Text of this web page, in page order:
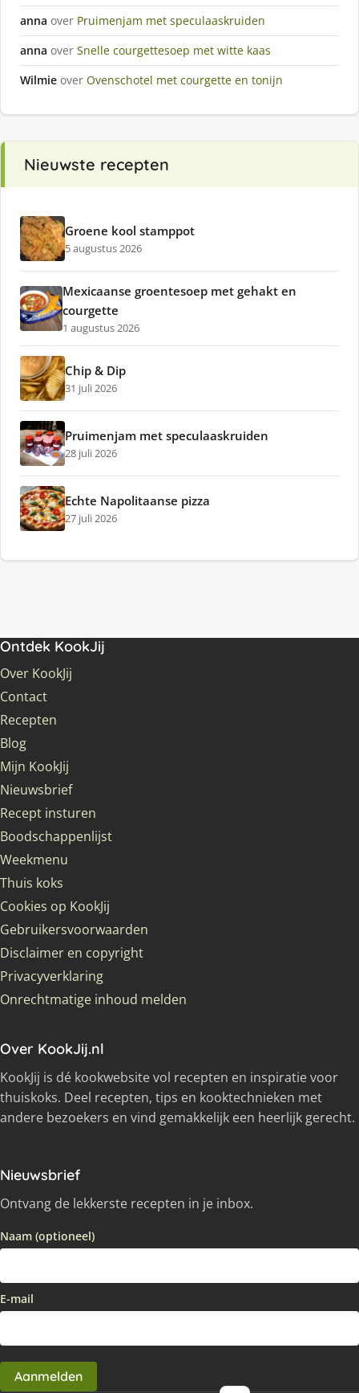
anna over Pruimenjam met speculaaskruiden
anna over Snelle courgettesoep met witte kaas
Wilmie over Ovenschotel met courgette en tonijn
Nieuwste recepten
Groene kool stamppot
5 augustus 2026
Mexicaanse groentesoep met gehakt en
courgette
1 augustus 2026
Chip & Dip
31 juli 2026
Pruimenjam met speculaaskruiden
28 juli 2026
Echte Napolitaanse pizza
27 juli 2026
Ontdek KookJij
Over KookJij
Contact
Recepten
Blog
Mijn KookJij
Nieuwsbrief
Recept insturen
Boodschappenlijst
Weekmenu
Thuis koks
Cookies op KookJij
Gebruikersvoorwaarden
Disclaimer en copyright
Privacyverklaring
Onrechtmatige inhoud melden
Over KookJij.nl
KookJij is dé kookwebsite vol recepten en inspiratie voor
thuiskoks. Deel recepten, tips en kooktechnieken met
andere bezoekers en vind gemakkelijk een heerlijk gerecht.
Nieuwsbrief
Ontvang de lekkerste recepten in je inbox.
Naam (optioneel)
E-mail
Aanmelden